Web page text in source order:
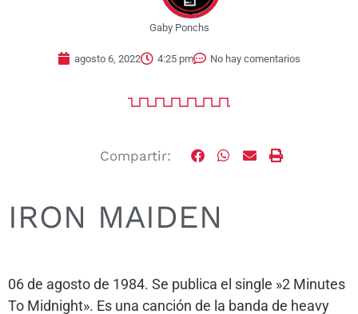
Gaby Ponchs
agosto 6, 2022 4:25 pm No hay comentarios
Compartir:
IRON MAIDEN
06 de agosto de 1984. Se publica el single »2 Minutes
To Midnight». Es una canción de la banda de heavy